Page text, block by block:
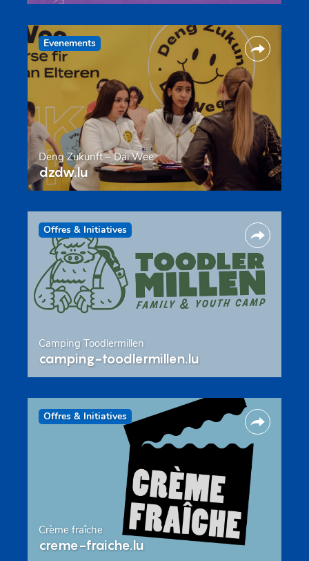
Evenements
Deng Zukunft – Däi Wee
dzdw.lu
Offres & Initiatives
Camping Toodlermillen
camping-toodlermillen.lu
Offres & Initiatives
Crème fraîche
creme-fraiche.lu